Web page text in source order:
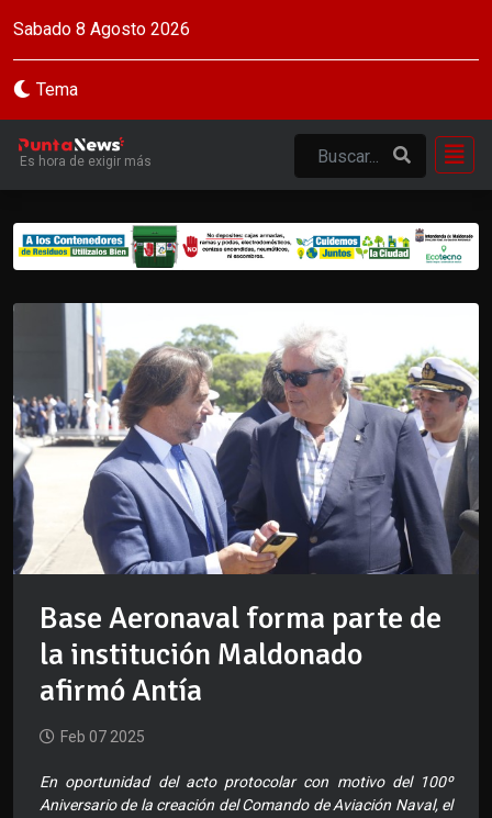
Sabado 8 Agosto 2026
Tema
Es hora de exigir más
Base Aeronaval forma parte de
la institución Maldonado
afirmó Antía
Feb 07 2025
En oportunidad del acto protocolar con motivo del 100º
Aniversario de la creación del Comando de Aviación Naval, el